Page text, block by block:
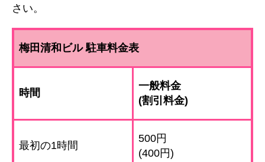
さい。
梅田清和ビル 駐車料金表
時間
一般料金
(割引料金)
最初の1時間
500円
(400円)